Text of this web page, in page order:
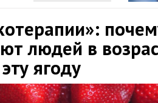
людей в
ягоду